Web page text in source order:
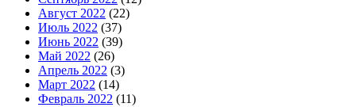
Август 2022 (22)
Июль 2022 (37)
Июнь 2022 (39)
Май 2022 (26)
Апрель 2022 (3)
Март 2022 (14)
Февраль 2022 (11)